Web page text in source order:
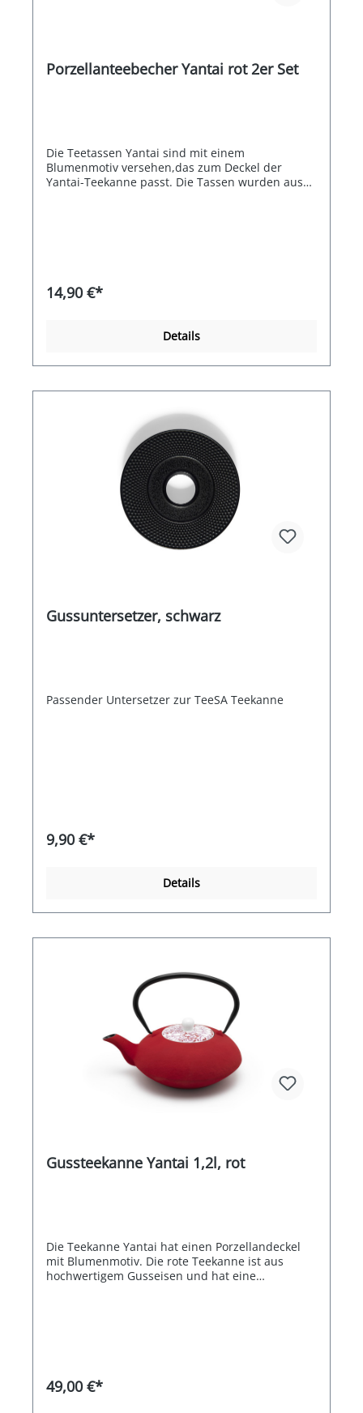
Porzellanteebecher Yantai rot 2er Set
Die Teetassen Yantai sind mit einem
Blumenmotiv versehen,das zum Deckel der
Yantai-Teekanne passt. Die Tassen wurden aus
14,90 €*
Details
Gussuntersetzer, schwarz
Passender Untersetzer zur TeeSA Teekanne
9,90 €*
Details
Gussteekanne Yantai 1,2l, rot
Die Teekanne Yantai hat einen Porzellandeckel
mit Blumenmotiv. Die rote Teekanne ist aus
hochwertigem Gusseisen und hat eine
49,00 €*